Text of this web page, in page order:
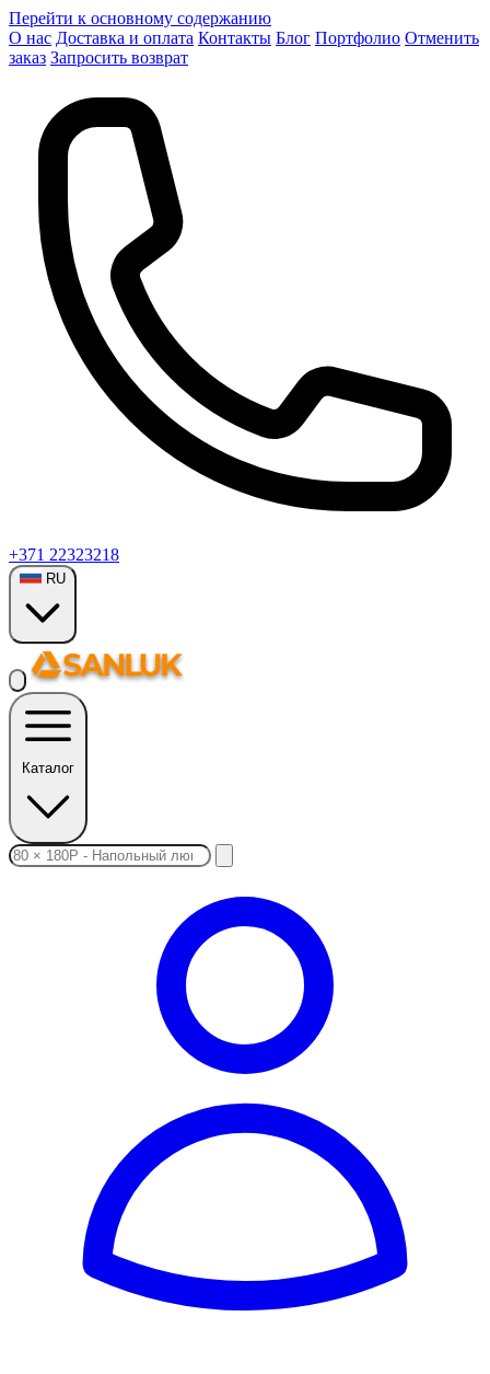
Перейти к основному содержанию
О нас Доставка и оплата Контакты Блог Портфолио Отменить
заказ Запросить возврат
+371 22323218
RU
Каталог